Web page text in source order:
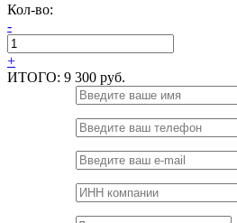
Кол-во:
-
+
ИТОГО: 9 300 руб.